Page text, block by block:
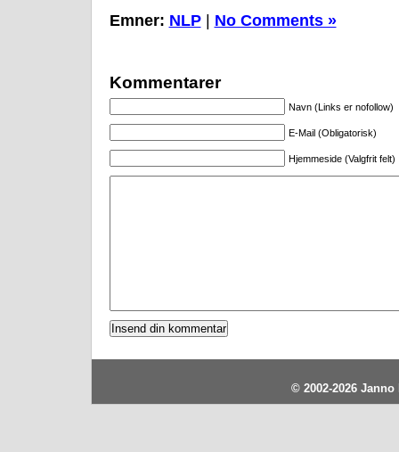
Emner: NLP| No Comments »
Kommentarer
Navn (Links er nofollow)
E-Mail (Obligatorisk)
Hjemmeside (Valgfrit felt)
© 2002-2026 Janno